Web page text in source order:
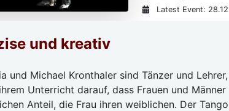
Latest Event:
und kreativ
und Michael Kronthaler sind Tänzer und
Unterricht darauf, dass Frauen und
Anteil, die Frau ihren weiblichen. Der